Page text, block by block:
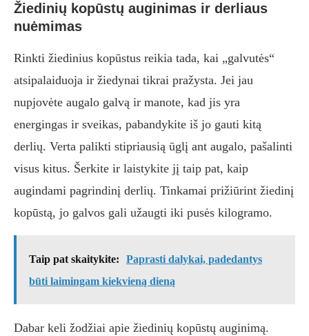
Žiedinių kopūstų auginimas ir derliaus
nuėmimas
Rinkti žiedinius kopūstus reikia tada, kai „galvutės“
atsipalaiduoja ir žiedynai tikrai pražysta. Jei jau
nupjovėte augalo galvą ir manote, kad jis yra
energingas ir sveikas, pabandykite iš jo gauti kitą
derlių. Verta palikti stipriausią ūglį ant augalo, pašalinti
visus kitus. Šerkite ir laistykite jį taip pat, kaip
augindami pagrindinį derlių. Tinkamai prižiūrint žiedinį
kopūstą, jo galvos gali užaugti iki pusės kilogramo.
Taip pat skaitykite:
Paprasti dalykai, padedantys
būti laimingam kiekvieną dieną
Dabar keli žodžiai apie žiedinių kopūstų auginimą.